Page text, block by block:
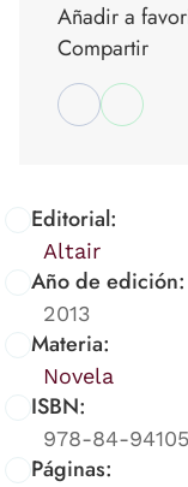
Editorial:
Altair
Año de edición:
2013
Materia:
Novela
ISBN:
978-84-
Páginas:
Añadir a
Compartir